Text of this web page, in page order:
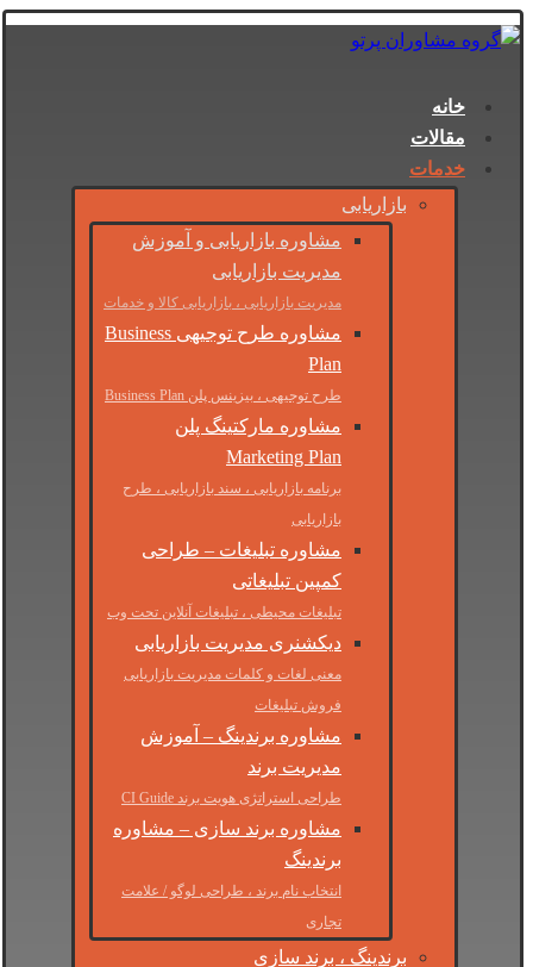
خانه
مقالات
خدمات
بازاریابی
مشاوره بازاریابی و آموزش
مدیریت بازاریابی
مدیریت بازاریابی ، بازاریابی کالا و خدمات
مشاوره طرح توجیهی Business
Plan
طرح توجیهی ، بیزینس پلن Business Plan
مشاوره مارکتینگ پلن
Marketing Plan
برنامه بازاریابی ، سند بازاریابی ، طرح
بازاریابی
مشاوره تبلیغات – طراحی
کمپین تبلیغاتی
تبلیغات محیطی ، تبلیغات آنلاین تحت وب
دیکشنری مدیریت بازاریابی
معنی لغات و کلمات مدیریت بازاریابی
فروش تبلیغات
مشاوره برندینگ – آموزش
مدیریت برند
طراحی استراتژی هویت برند CI Guide
مشاوره برند سازی – مشاوره
برندینگ
انتخاب نام برند ، طراحی لوگو / علامت
تجاری
برندینگ ، برند سازی